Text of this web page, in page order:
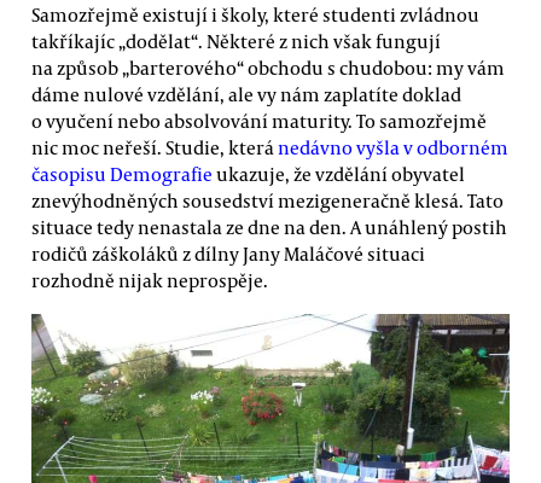
Samozřejmě existují i školy, které studenti zvládnou
takříkajíc „dodělat“. Některé z nich však fungují
na způsob „barterového“ obchodu s chudobou: my vám
dáme nulové vzdělání, ale vy nám zaplatíte doklad
o vyučení nebo absolvování maturity. To samozřejmě
nic moc neřeší. Studie, která nedávno vyšla v odborném
časopisu Demografie ukazuje, že vzdělání obyvatel
znevýhodněných sousedství mezigeneračně klesá. Tato
situace tedy nenastala ze dne na den. A unáhlený postih
rodičů záškoláků z dílny Jany Maláčové situaci
rozhodně nijak neprospěje.